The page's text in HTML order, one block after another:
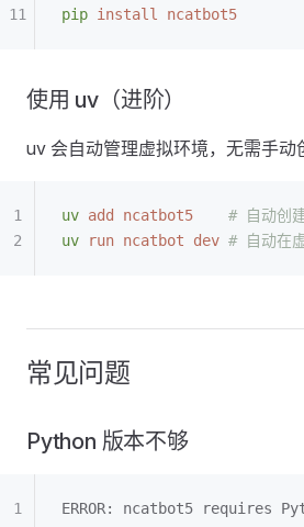
pip install ncatbot5
使用 uv（进阶）
uv 会自动管理虚拟环境，无需手动
uv add ncatbot5
# 自动创
uv run ncatbot dev # 自动在
常见问题
Python 版本不够
ERROR: ncatbot5 requires